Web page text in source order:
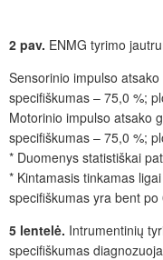
2 pav. ENMG tyrimo
Sensorinio impulso
specifiškumas – 75,0 %;
Motorinio impulso atsako
specifiškumas – 75,0 %;
* Duomenys statistiškai
* Kintamasis tinkamas
specifiškumas yra bent
5 lentelė. Intrumentinių
specifiškumas